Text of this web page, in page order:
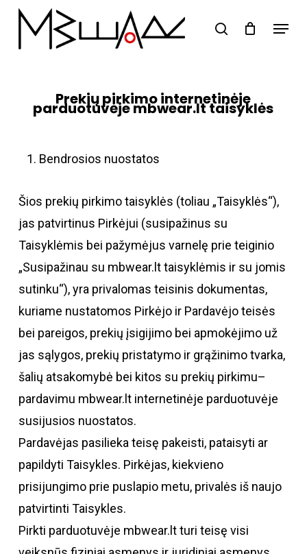
Skip
main
search
Menu
Prekių pirkimo internetinėje
parduotuvėje mbwear.lt taisyklės
Bendrosios nuostatos
Šios prekių pirkimo taisyklės (toliau „Taisyklės“),
jas patvirtinus Pirkėjui (susipažinus su
Taisyklėmis bei pažymėjus varnelę prie teiginio
„Susipažinau su mbwear.lt taisyklėmis ir su jomis
sutinku“), yra privalomas teisinis dokumentas,
kuriame nustatomos Pirkėjo ir Pardavėjo teisės
bei pareigos, prekių įsigijimo bei apmokėjimo už
jas sąlygos, prekių pristatymo ir grąžinimo tvarka,
šalių atsakomybė bei kitos su prekių pirkimu–
pardavimu mbwear.lt internetinėje parduotuvėje
susijusios nuostatos.
Pardavėjas pasilieka teisę pakeisti, pataisyti ar
papildyti Taisykles. Pirkėjas, kiekvieno
prisijungimo prie puslapio metu, privalės iš naujo
patvirtinti Taisykles.
Pirkti parduotuvėje mbwear.lt turi teisę visi